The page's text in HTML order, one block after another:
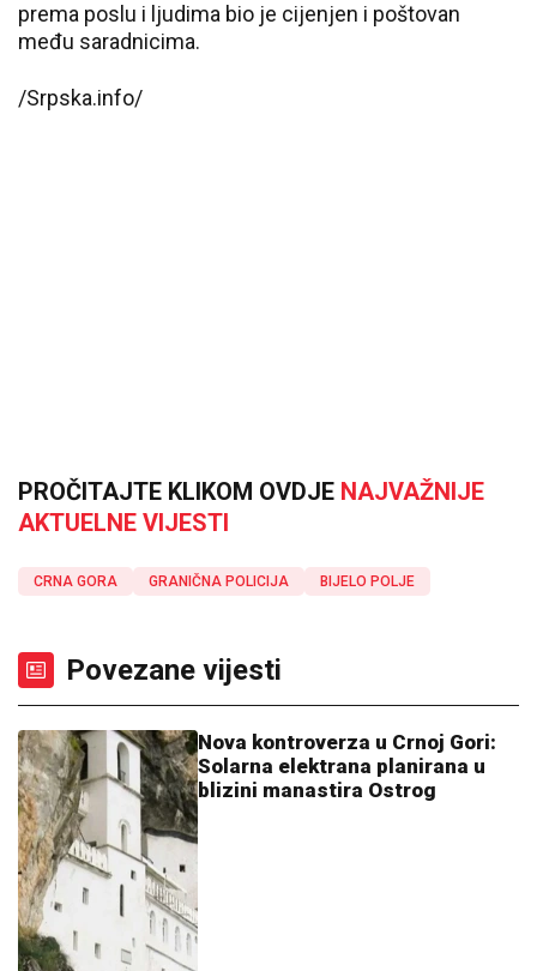
prema poslu i ljudima bio je cijenjen i poštovan
među saradnicima.
/Srpska.info/
PROČITAJTE KLIKOM OVDJE NAJVAŽNIJE
AKTUELNE VIJESTI
CRNA GORA GRANIČNA POLICIJA BIJELO POLJE
Povezane vijesti
Nova kontroverza u Crnoj Gori:
Solarna elektrana planirana u
blizini manastira Ostrog